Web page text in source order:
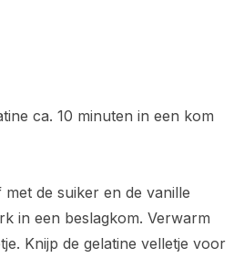
ca. 10 minuten in een kom
de suiker en de vanille
in een beslagkom. Verwarm
Knijp de gelatine velletje voor